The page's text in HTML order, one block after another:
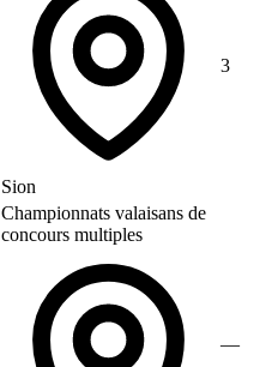
Sion
3
Championnats valaisans de
concours multiples
—